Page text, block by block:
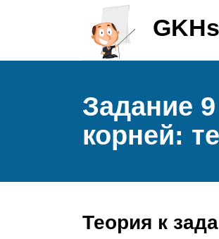
Задание
корней:
Теория к